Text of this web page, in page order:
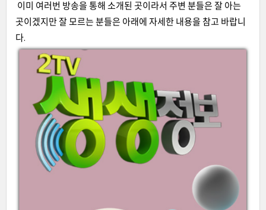
이미 여러번 방송을 통해 소개된 곳이라서 주변 분들은 잘 아는
곳이겠지만 잘 모르는 분들은 아래에 자세한 내용을 참고 바랍니
다.